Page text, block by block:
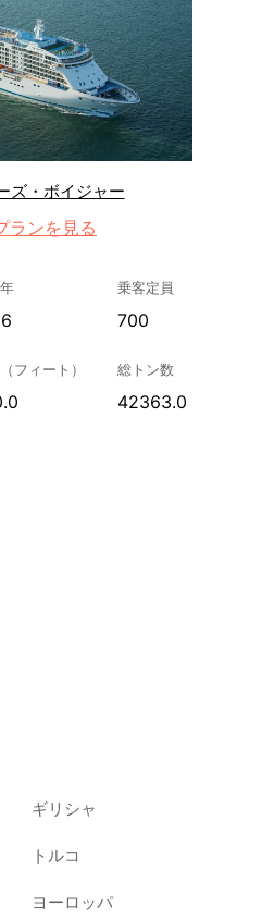
ズ・ボイジャー
ランを見る
乗客定員
700
フィート） 総トン数
42363.0
ギリシャ
トルコ
ヨーロッパ